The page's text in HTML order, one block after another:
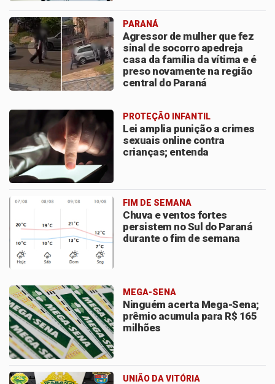
PARANÁ
Agressor de mulher que fez
sinal de socorro apedreja
casa da família da vítima e é
preso novamente na região
central do Paraná
PROTEÇÃO INFANTIL
Lei amplia punição a crimes
sexuais online contra
crianças; entenda
FIM DE SEMANA
Chuva e ventos fortes
persistem no Sul do Paraná
durante o fim de semana
MEGA-SENA
Ninguém acerta Mega-Sena;
prêmio acumula para R$ 165
milhões
UNIÃO DA VITÓRIA